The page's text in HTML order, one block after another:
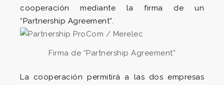
cooperación mediante la firma de un
“Partnership Agreement”.
Firma de “Partnership Agreement”
La cooperación permitirá a las dos empresas